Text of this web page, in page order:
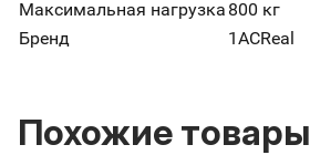
Максимальная нагрузка 800 кг
Бренд
1ACReal
Похожие товары